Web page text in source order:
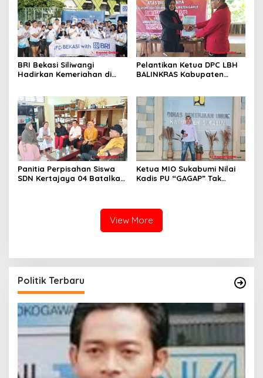
BRI Bekasi Siliwangi
Hadirkan Kemeriahan di
Pelantikan Ketua DPC LBH
BALINKRAS Kabupaten
Panitia Perpisahan Siswa
SDN Kertajaya 04 Batalkan
Ketua MIO Sukabumi Nilai
Kadis PU “GAGAP” Tak
View More
Politik Terbaru